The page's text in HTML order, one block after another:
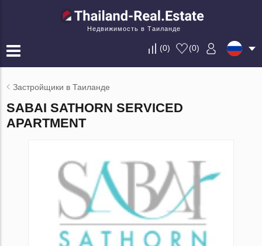
Недвижимость в Таиланде
(0) (0)
Застройщики в Таиланде
SABAI SATHORN SERVICED
APARTMENT